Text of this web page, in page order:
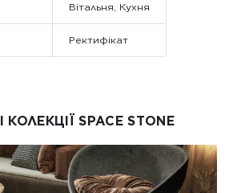
Вітальня, Кухня
Ректифікат
SPACE STONE